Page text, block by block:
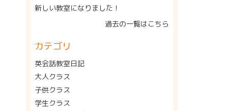
新しい教室になりました！
過去の一覧はこちら
カテゴリ
英会話教室日記
大人クラス
子供クラス
学生クラス